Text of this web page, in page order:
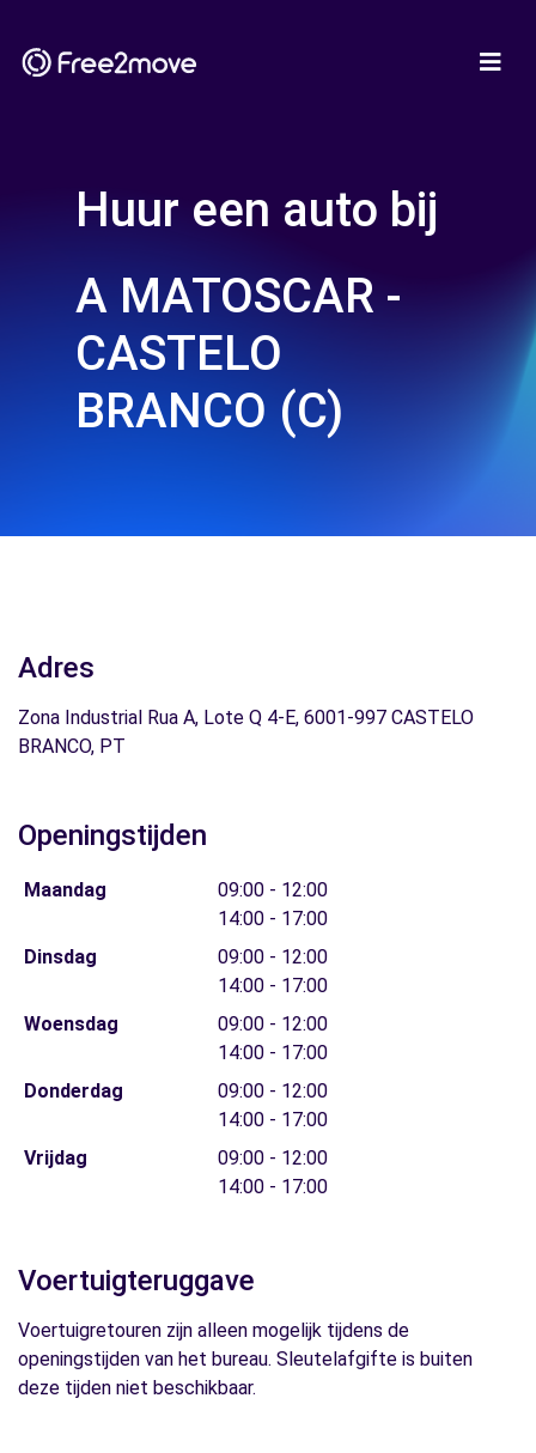
Huur een auto bij
A MATOSCAR -
CASTELO
BRANCO (C)
Adres
Zona Industrial Rua A, Lote Q 4-E, 6001-997 CASTELO
BRANCO, PT
Openingstijden
Maandag
09:00 - 12:00
14:00 - 17:00
Dinsdag
09:00 - 12:00
14:00 - 17:00
Woensdag
09:00 - 12:00
14:00 - 17:00
Donderdag
09:00 - 12:00
14:00 - 17:00
Vrijdag
09:00 - 12:00
14:00 - 17:00
Voertuigteruggave
Voertuigretouren zijn alleen mogelijk tijdens de
openingstijden van het bureau. Sleutelafgifte is buiten
deze tijden niet beschikbaar.